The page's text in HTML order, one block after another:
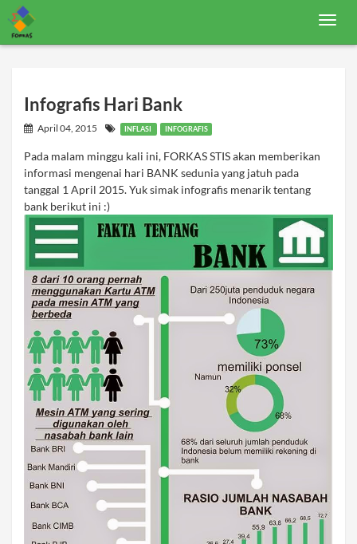
T
g
Infografis Hari Bank
April 04, 2015 INFLASI INFOGRAFIS
Pada malam minggu kali ini, FORKAS STIS akan memberikan
informasi mengenai hari BANK sedunia yang jatuh pada
tanggal 1 April 2015. Yuk simak infografis menarik tentang
bank berikut ini :)